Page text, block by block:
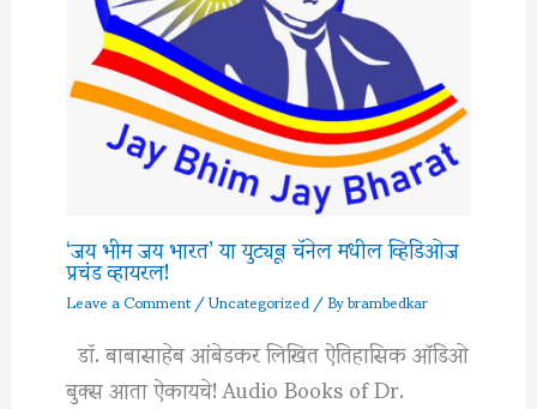
‘जय भीम जय भारत’ या युट्यूब चॅनेल मधील व्हिडिओज
प्रचंड व्हायरल!
Leave a Comment/Uncategorized/ Bybrambedkar
डॉ. बाबासाहेब आंबेडकर लिखित ऐतिहासिक ऑडिओ
बुक्स आता ऐकायचे! Audio Books of Dr.